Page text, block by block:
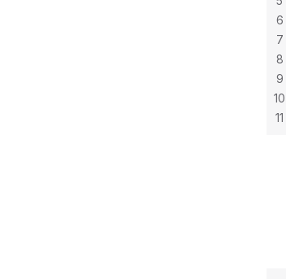
6
7
8
9
10
11